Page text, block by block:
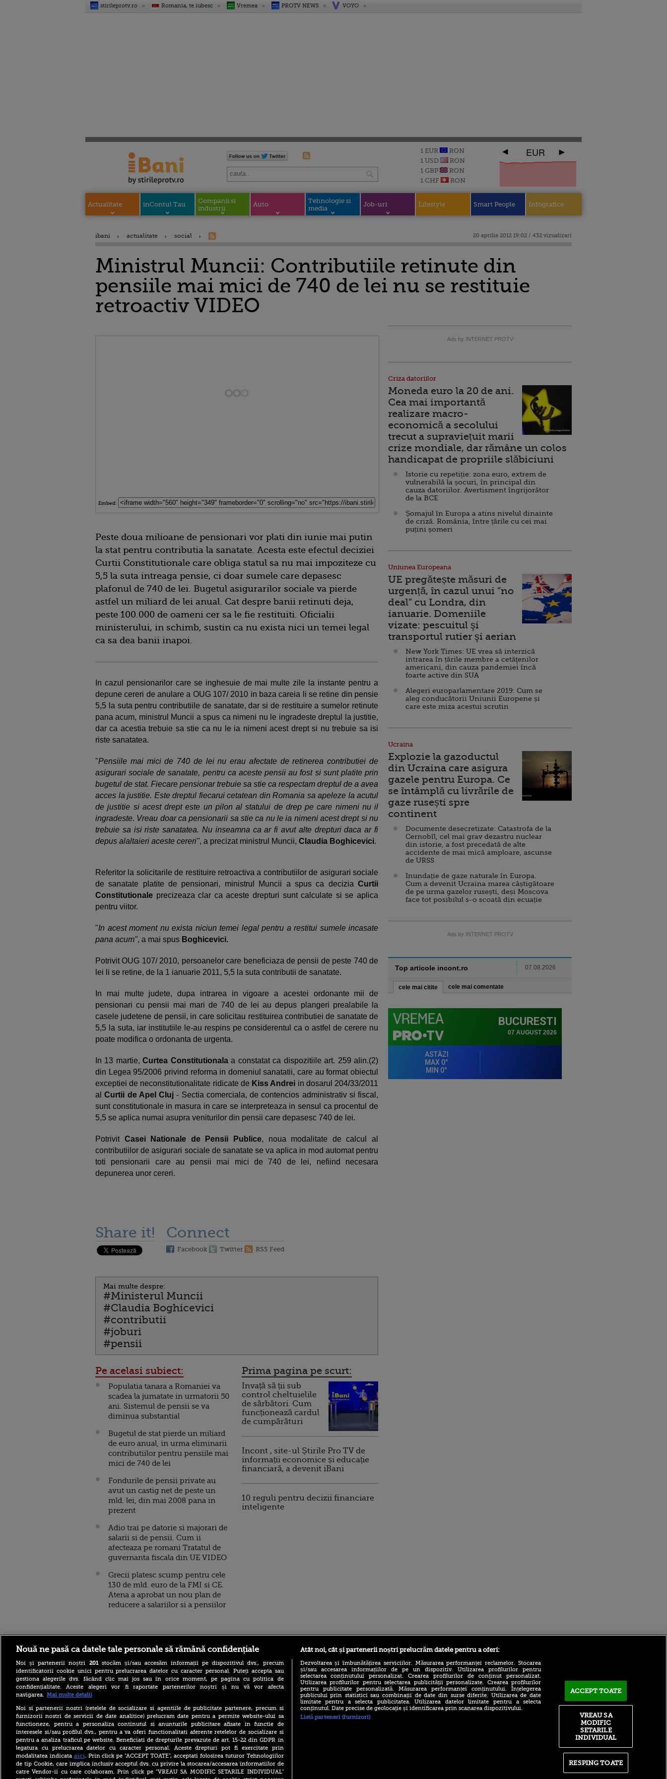
stirileprotv.ro Romania, te iubesc Vremea PROTV NEWS VOYO
1 EUR
RON
1 USD
RON
1 GBP
RON
1 CHF
RON
EUR
Actualitate inContul Tau
Companii si
industrii
Auto
Tehnologie si
media
Job-uri Lifestyle Smart People Infografice
ibani actualitate social 20 aprilie 2012 19:02 / 432 vizualizari
Ministrul Muncii: Contributiile retinute din
pensiile mai mici de 740 de lei nu se restituie
retroactiv VIDEO
Embed:
Peste doua milioane de pensionari vor plati din iunie mai putin
la stat pentru contributia la sanatate. Acesta este efectul deciziei
Curtii Constitutionale care obliga statul sa nu mai impoziteze cu
5,5 la suta intreaga pensie, ci doar sumele care depasesc
plafonul de 740 de lei. Bugetul asigurarilor sociale va pierde
astfel un miliard de lei anual. Cat despre banii retinuti deja,
peste 100.000 de oameni cer sa le fie restituiti. Oficialii
ministerului, in schimb, sustin ca nu exista nici un temei legal
ca sa dea banii inapoi.
In cazul pensionarilor care se inghesuie de mai multe zile la instante pentru a
depune cereri de anulare a OUG 107/ 2010 in baza careia li se retine din pensie
5,5 la suta pentru contributiile de sanatate, dar si de restituire a sumelor retinute
pana acum, ministrul Muncii a spus ca nimeni nu le ingradeste dreptul la justitie,
dar ca acestia trebuie sa stie ca nu le ia nimeni acest drept si nu trebuie sa isi
riste sanatatea.
"Pensiile mai mici de 740 de lei nu erau afectate de retinerea contributiei de
asigurari sociale de sanatate, pentru ca aceste pensii au fost si sunt platite prin
bugetul de stat. Fiecare pensionar trebuie sa stie ca respectam dreptul de a avea
acces la justitie. Este dreptul fiecarui cetatean din Romania sa apeleze la acutul
de justitie si acest drept este un pilon al statului de drep pe care nimeni nu il
ingradeste. Vreau doar ca pensionarii sa stie ca nu le ia nimeni acest drept si nu
trebuie sa isi riste sanatatea. Nu inseamna ca ar fi avut alte drepturi daca ar fi
depus alaltaieri aceste cereri", a precizat ministrul Muncii, Claudia Boghicevici.
Referitor la solicitarile de restituire retroactiva a contributiilor de asigurari sociale
de sanatate platite de pensionari, ministrul Muncii a spus ca decizia Curtii
Constitutionale precizeaza clar ca aceste drepturi sunt calculate si se aplica
pentru viitor.
"In acest moment nu exista niciun temei legal pentru a restitui sumele incasate
pana acum", a mai spus Boghicevici.
Potrivit OUG 107/ 2010, persoanelor care beneficiaza de pensii de peste 740 de
lei li se retine, de la 1 ianuarie 2011, 5,5 la suta contributii de sanatate.
In mai multe judete, dupa intrarea in vigoare a acestei ordonante mii de
pensionari cu pensii mai mari de 740 de lei au depus plangeri prealabile la
casele judetene de pensii, in care solicitau restituirea contributiei de sanatate de
5,5 la suta, iar institutiile le-au respins pe considerentul ca o astfel de cerere nu
poate modifica o ordonanta de urgenta.
In 13 martie,Curtea Constitutionalaa constatat ca dispozitiile art. 259 alin.(2)
din Legea 95/2006 privind reforma in domeniul sanatatii, care au format obiectul
exceptiei de neconstitutionalitate ridicate de Kiss Andrei in dosarul 204/33/2011
al Curtii de Apel Cluj- Sectia comerciala, de contencios administrativ si fiscal,
sunt constitutionale in masura in care se interpreteaza in sensul ca procentul de
5,5 se aplica numai asupra veniturilor din pensii care depasesc 740 de lei.
Potrivit Casei Nationale de Pensii Publice, noua modalitate de calcul al
contributiilor de asigurari sociale de sanatate se va aplica in mod automat pentru
toti pensionarii care au pensii mai mici de 740 de lei, nefiind necesara
depunerea unor cereri.
Share it! Connect
Facebook Twitter RSS Feed
Mai multe despre:
#Ministerul Muncii
#Claudia Boghicevici
#contributii
#joburi
#pensii
Pe acelasi subiect:
Populatia tanara a Romaniei va
scadea la jumatate in urmatorii 50
ani. Sistemul de pensii se va
diminua substantial
Bugetul de stat pierde un miliard
de euro anual, in urma eliminarii
contributiilor pentru pensiile mai
mici de 740 de lei
Fondurile de pensii private au
avut un castig net de peste un
mld. lei, din mai 2008 pana in
prezent
Adio trai pe datorie si majorari de
salarii si de pensii. Cum ii
afecteaza pe romani Tratatul de
guvernanta fiscala din UE VIDEO
Grecii platesc scump pentru cele
130 de mld. euro de la FMI si CE.
Atena a aprobat un nou plan de
reducere a salariilor si a pensiilor
Prima pagina pe scurt:
Invață să ții sub
control cheltuielile
de sărbători. Cum
funcționează cardul
de cumpărături
Incont , site-ul Știrile Pro TV de
informații economice și educație
financiară, a devenit iBani
10 reguli pentru decizii financiare
inteligente
Ads by INTERNET PROTV
Criza datoriilor
Moneda euro la 20 de ani.
Cea mai importantă
realizare macro-
economică a secolului
trecut a supraviețuit marii
crize mondiale, dar rămâne un colos
handicapat de propriile slăbiciuni
Istorie cu repetiție: zona euro, extrem de
vulnerabilă la șocuri, în principal din
cauza datoriilor. Avertisment îngrijorător
de la BCE
Șomajul în Europa a atins nivelul dinainte
de criză. România, între țările cu cei mai
puțini șomeri
Uniunea Europeana
UE pregătește măsuri de
urgență, în cazul unui ”no
deal” cu Londra, din
ianuarie. Domeniile
vizate: pescuitul şi
transportul rutier şi aerian
New York Times: UE vrea să interzică
intrarea în țările membre a cetăţenilor
americani, din cauza pandemiei încă
foarte active din SUA
Alegeri europarlamentare 2019: Cum se
aleg conducătorii Uniunii Europene și
care este miza acestui scrutin
Ucraina
Explozie la gazoductul
din Ucraina care asigura
gazele pentru Europa. Ce
se întâmplă cu livrările de
gaze rusești spre
continent
Documente desecretizate: Catastrofa de la
Cernobîl, cel mai grav dezastru nuclear
din istorie, a fost precedată de alte
accidente de mai mică amploare, ascunse
de URSS
Inundație de gaze naturale în Europa.
Cum a devenit Ucraina marea câștigătoare
de pe urma gazelor rusești, deși Moscova
face tot posibilul s-o scoată din ecuație
Ads by INTERNET PROTV
Top articole incont.ro 07.08.2026
cele mai citite cele mai comentate
Stirileprotv.ro
Portocale – beneficii,
proprietăți nutriționale și
utilizări surprinzătoare
Drona cu explozibil de pe
Aeroportul Leipzig,
doborâtă cu piciorul.
Eroul”, un șofer de autobuz
Un muncitor moldovean,
ilike-it.ro foodstory.ro
(P) Descoperă Lumea
Procinema.ro Sport.ro
A făcut anunțul în direct:
Nouă ne pasă ca datele tale personale să rămână confidențiale
Noi și partenerii noștri 201stocăm și/sau accesăm informații pe dispozitivul dvs., precum
identificatorii cookie unici pentru prelucrarea datelor cu caracter personal. Puteți accepta sau
gestiona alegerile dvs. făcând clic mai jos sau în orice moment, pe pagina cu politica de
confidențialitate. Aceste alegeri vor fi raportate partenerilor noștri și nu vă vor afecta
navigarea. Mai multe detalii
Noi si partenerii nostri (retelele de socializare si agentiile de publicitate partenere, precum si
furnizorii nostri de servicii de date analitice) prelucram date pentru a permite website-ului sa
functioneze, pentru a personaliza continutul si anunturile publicitare afisate in functie de
interesele si/sau profilul dvs., pentru a va oferi functionalitati aferente retelelor de socializare si
pentru a analiza traficul pe website. Beneficiati de drepturile prevazute de art. 15-22 din GDPR in
legatura cu prelucrarea datelor cu caracter personal. Aceste drepturi pot fi exercitate prin
modalitatea indicata aici. Prin click pe “ACCEPT TOATE”, acceptati folosirea tuturor Tehnologiilor
de tip Cookie, care implica inclusiv acceptul dvs. cu privire la stocarea/accesarea informatiilor de
catre Vendor-ii cu care colaboram. Prin click pe “VREAU SA MODIFIC SETARILE INDIVIDUAL”
Atât noi, cât și partenerii noștri prelucrăm datele pentru a oferi:
Dezvoltarea și îmbunătățirea serviciilor. Măsurarea performanței reclamelor. Stocarea
și/sau accesarea informațiilor de pe un dispozitiv. Utilizarea profilurilor pentru
selectarea conținutului personalizat. Crearea profilurilor de conținut personalizat.
Utilizarea profilurilor pentru selectarea publicității personalizate. Crearea profilurilor
pentru publicitate personalizată. Măsurarea performanței conținutului. Înțelegerea
publicului prin statistici sau combinații de date din surse diferite. Utilizarea de date
limitate pentru a selecta publicitatea. Utilizarea datelor limitate pentru a selecta
conținutul. Date precise de geolocație și identificarea prin scanarea dispozitivului.
Listă parteneri (furnizori)
ACCEPT TOATE
RESPING TOATE
VREAU SA
MODIFIC
SETARILE
INDIVIDUAL